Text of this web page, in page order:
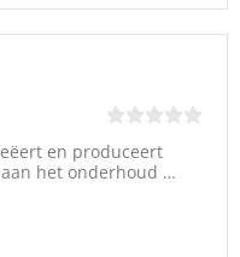
en produceert
het onderhoud …